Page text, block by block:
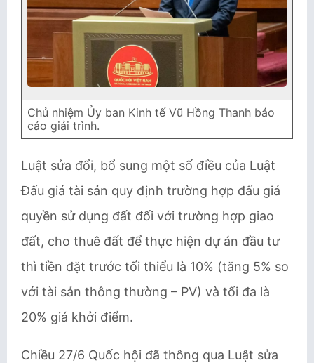
Chủ nhiệm Ủy ban Kinh tế Vũ Hồng Thanh báo
cáo giải trình.
Luật sửa đổi, bổ sung một số điều của Luật
Đấu giá tài sản quy định trường hợp đấu giá
quyền sử dụng đất đối với trường hợp giao
đất, cho thuê đất để thực hiện dự án đầu tư
thì tiền đặt trước tối thiểu là 10% (tăng 5% so
với tài sản thông thường – PV) và tối đa là
20% giá khởi điểm.
Chiều 27/6 Quốc hội đã thông qua Luật sửa